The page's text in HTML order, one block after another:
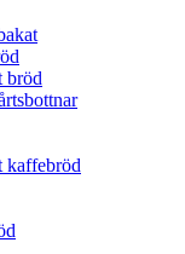
bröd
kaffebröd